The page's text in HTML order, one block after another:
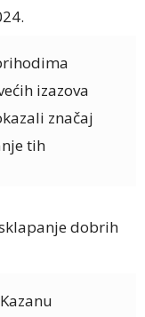
izazova
značaj
tih
dobrih